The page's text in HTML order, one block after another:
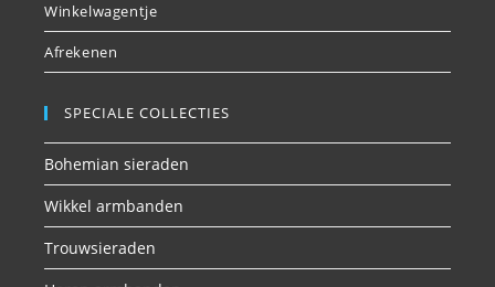
Winkelwagentje
Afrekenen
SPECIALE COLLECTIES
Bohemian sieraden
Wikkel armbanden
Trouwsieraden